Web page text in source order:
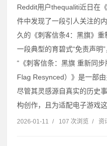
Reddit用户thequaliti近日在
件中发现了一段引人关注的
久的《刺客信条4：黑旗》
一段典型的育碧式“免责声明
“《刺客信条：黑旗 重新同
Flag Resynced）》是一部
尽管其灵感源自真实的历史
构创作，且为适配电子游戏
2026-01-11 / 107 次浏览 / 资